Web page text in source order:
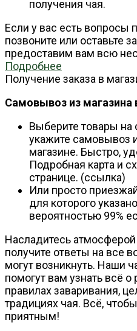
получения чая.
Если у вас есть вопросы
позвоните или оставьте
предоставим вам всю
Подробнее
Получение заказа в
Самовывоз из магазина
Выберите товары на
укажите самовывоз
магазине. Быстро,
Подробная карта и
странице. (ссылка)
Или просто
для которого
вероятностью 99%
Насладитесь атмосферой
получите ответы на все
могут возникнуть. Наши
помогут вам узнать всё о
правилах заваривания,
традициях чая. Всё,
приятным!